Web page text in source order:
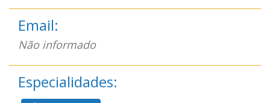
Email:
Não informado
Especialidades: